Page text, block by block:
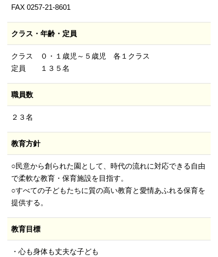
FAX 0257-21-8601
クラス・年齢・定員
クラス ０・１歳児～５歳児 各１クラス
定員 １３５名
職員数
２３名
教育方針
○民意から創られた園として、時代の流れに対応できる自由
で柔軟な教育・保育施設を目指す。
○すべての子どもたちに質の高い教育と愛情あふれる保育を
提供する。
教育目標
・心も身体も丈夫な子ども